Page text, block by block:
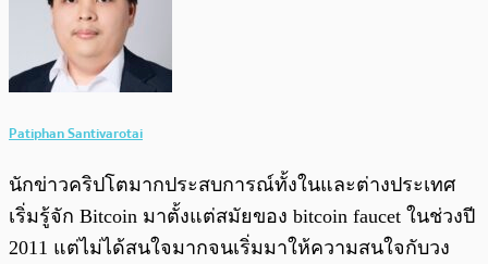
Patiphan Santivarotai
นักข่าวคริปโตมากประสบการณ์ทั้งในและต่างประเทศ
เริ่มรู้จัก Bitcoin มาตั้งแต่สมัยของ bitcoin faucet ในช่วงปี
2011 แต่ไม่ได้สนใจมากจนเริ่มมาให้ความสนใจกับวง